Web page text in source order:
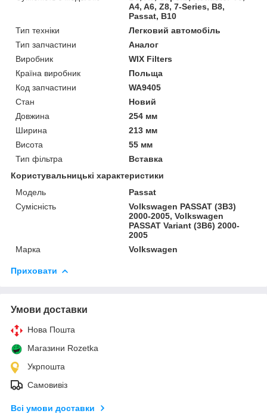
A4, A6, Z8, 7-Series, B8,
Passat, B10
Тип техніки
Легковий автомобіль
Тип запчастини
Аналог
Виробник
WIX Filters
Країна виробник
Польща
Код запчастини
WA9405
Стан
Новий
Довжина
254 мм
Ширина
213 мм
Висота
55 мм
Тип фільтра
Вставка
Користувальницькі характеристики
Модель
Passat
Сумісність
Volkswagen PASSAT (3B3)
2000-2005, Volkswagen
PASSAT Variant (3B6) 2000-
2005
Марка
Volkswagen
Приховати
Умови доставки
Нова Пошта
Магазини Rozetka
Укрпошта
Самовивіз
Всі умови доставки